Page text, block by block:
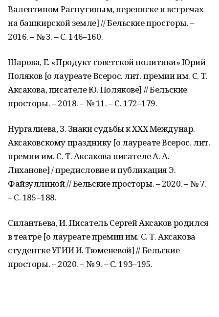
Валентином Распутиным, переписке и встречах
на башкирской земле] // Бельские просторы. –
2016. – № 3. – С. 146–160.
Шарова, Е. «Продукт советской политики» Юрий
Поляков [о лауреате Всерос. лит. премии им. С. Т.
Аксакова, писателе Ю. Полякове] // Бельские
просторы. – 2018. – № 11. – С. 172–179.
Нургалиева, З. Знаки судьбы к ХХХ Междунар.
Аксаковскому празднику [о лауреате Всерос. лит.
премии им. С. Т. Аксакова писателе А. А.
Лиханове] / предисловие и публикация Э.
Файзуллиной // Бельские просторы. – 2020. – № 7.
– С. 185–188.
Силантьева, И. Писатель Сергей Аксаков родился
в театре [о лауреате премии им. С. Т. Аксакова
студентке УГИИ И. Тюменевой] // Бельские
просторы. – 2020. – № 9. – С. 193–195.